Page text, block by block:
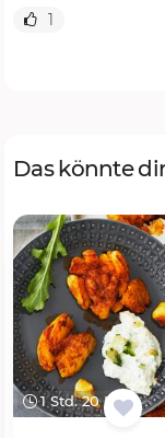
1
Das könnte
1 Std. 20 Min.